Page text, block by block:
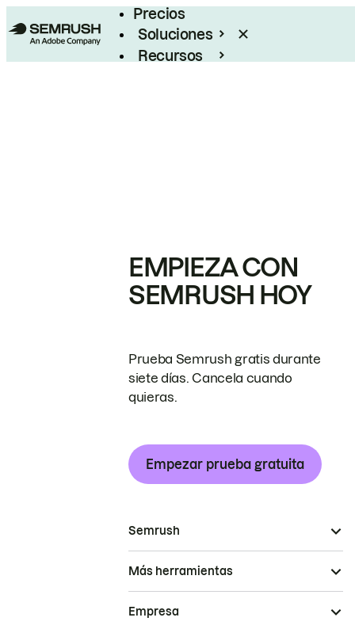
Precios
Soluciones
Recursos
EMPIEZA CON
SEMRUSH HOY
Prueba Semrush gratis durante
siete días. Cancela cuando
quieras.
Empezar prueba gratuita
Semrush
Más herramientas
Empresa